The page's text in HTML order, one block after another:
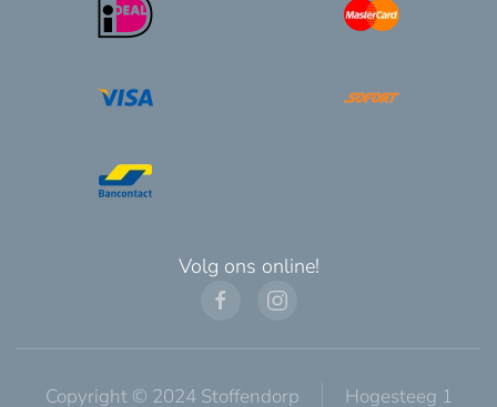
Volg ons online!
Copyright © 2024 Stoffendorp Hogesteeg 1